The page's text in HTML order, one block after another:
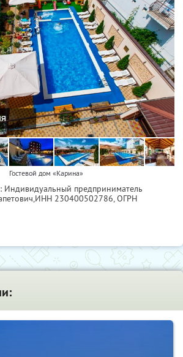
Гостевой дом «Карина»
Индивидуальный предприниматель
ИНН 230400502786, ОГРН